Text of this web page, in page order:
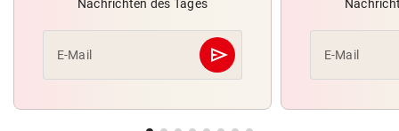
Nachrichten des Tages
E-Mail send
Abschicken E-Mail